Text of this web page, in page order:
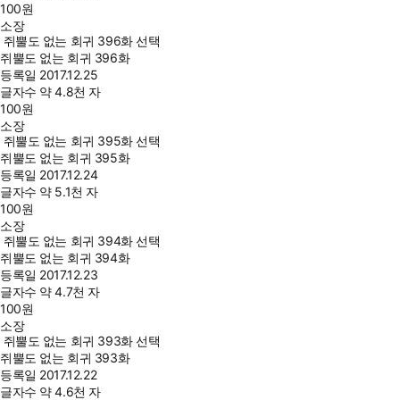
100원
소장
쥐뿔도 없는 회귀 396화 선택
쥐뿔도 없는 회귀 396화
등록일 2017.12.25
글자수 약 4.8천 자
100원
소장
쥐뿔도 없는 회귀 395화 선택
쥐뿔도 없는 회귀 395화
등록일 2017.12.24
글자수 약 5.1천 자
100원
소장
쥐뿔도 없는 회귀 394화 선택
쥐뿔도 없는 회귀 394화
등록일 2017.12.23
글자수 약 4.7천 자
100원
소장
쥐뿔도 없는 회귀 393화 선택
쥐뿔도 없는 회귀 393화
등록일 2017.12.22
글자수 약 4.6천 자